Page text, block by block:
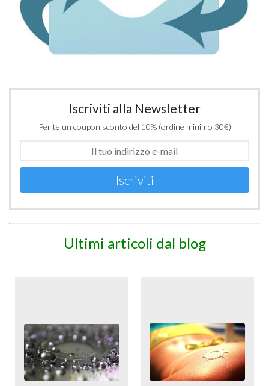
Iscriviti alla Newsletter
Per te un coupon sconto del 10% (ordine minimo 30€)
Iscriviti
Ultimi articoli dal blog